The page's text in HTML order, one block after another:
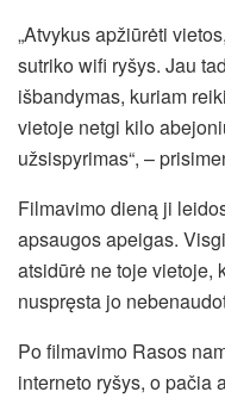
„Atvykus apžiūrėti
sutriko wifi ryšys. Jau
išbandymas, kuriam
vietoje netgi kilo
užsispyrimas“, –
Filmavimo dieną ji
apsaugos apeigas.
atsidūrė ne toje vietoje,
nuspręsta jo
Po filmavimo Rasos
interneto ryšys, o pačia